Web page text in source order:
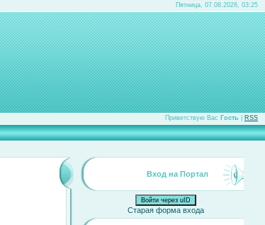
Пятница, 07.08.2026, 03:25
Приветствую Вас Гость RSS
Вход на Портал
Войти через uID
Старая форма входа